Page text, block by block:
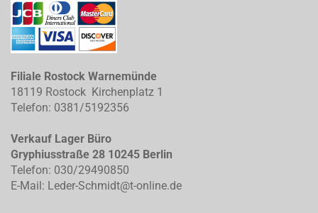
Filiale Rostock Warnemünde
18119 Rostock Kirchenplatz 1
Telefon: 0381/5192356
Verkauf Lager Büro
Gryphiusstraße 28 10245 Berlin
Telefon: 030/29490850
E-Mail: Leder-Schmidt@t-online.de